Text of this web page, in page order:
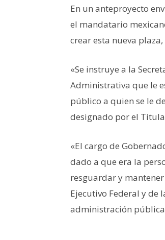
En un anteproyecto
el mandatario
crear esta nueva
«Se instruye a la
Administrativa que le
público a quien se le
designado por el
«El cargo de
dado a que era la
resguardar y
Ejecutivo Federal y de
administración